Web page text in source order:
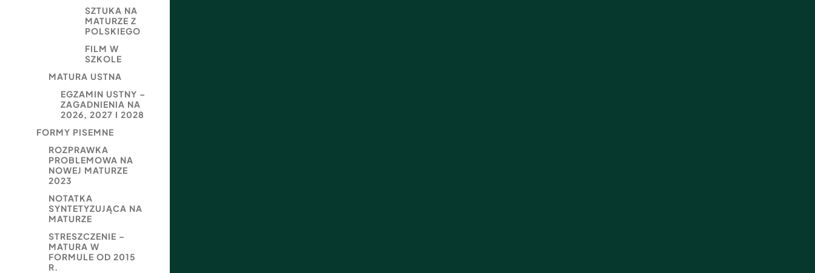
SZTUKA NA
MATURZE Z
POLSKIEGO
FILM W
SZKOLE
MATURA USTNA
EGZAMIN USTNY –
ZAGADNIENIA NA
2026, 2027 I 2028
FORMY PISEMNE
ROZPRAWKA
PROBLEMOWA NA
NOWEJ MATURZE
2023
NOTATKA
SYNTETYZUJĄCA NA
MATURZE
STRESZCZENIE –
MATURA W
FORMULE OD 2015
R.